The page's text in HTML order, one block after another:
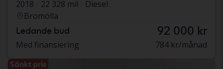
2018
22 328 mil
Diesel
Bromölla
Ledande bud 92 000 kr
Med finansiering 784 kr/månad
Sänkt pris